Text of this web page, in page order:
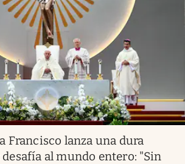
Francisco lanza una dura
al mundo entero: "Sin